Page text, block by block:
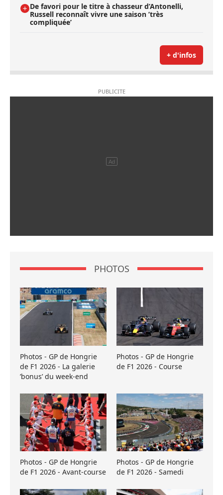
De favori pour le titre à chasseur d’Antonelli,
Russell reconnaît vivre une saison ’très
compliquée’
+ d'infos
PHOTOS
Photos - GP de Hongrie
de F1 2026 - La galerie
’bonus’ du week-end
Photos - GP de Hongrie
de F1 2026 - Course
Photos - GP de Hongrie
de F1 2026 - Avant-course
Photos - GP de Hongrie
de F1 2026 - Samedi